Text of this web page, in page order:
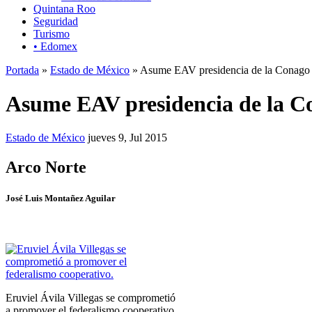
Quintana Roo
Seguridad
Turismo
• Edomex
Portada » Estado de México » Asume EAV presidencia de la Conago
Asume EAV presidencia de la
Estado de México jueves 9, Jul 2015
Arco Norte
José Luis Montañez Aguilar
Eruviel Ávila Villegas se comprometió